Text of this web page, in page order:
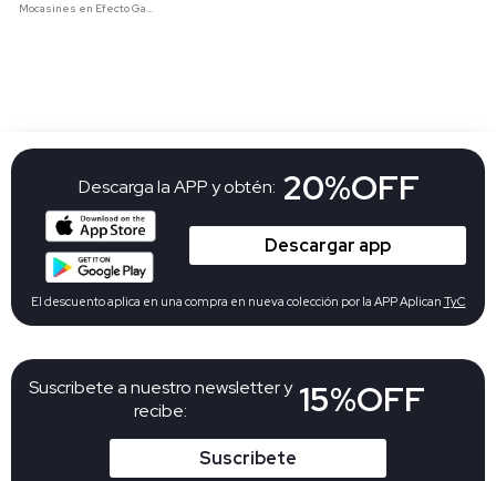
Mocasines en Efecto Gamuzado Para Mujer
Suscribete a nuestro newsletter y
recibe:
15%OFF
Suscribete
Descarga la APP y obtén: 20%OFF
Descargar app
El descuento aplica en una compra en nueva colección por la APP Aplican TyC